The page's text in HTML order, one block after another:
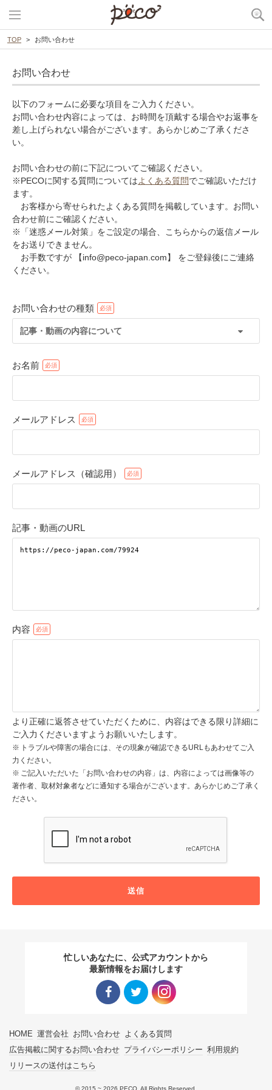
TOP お問い合わせ
お問い合わせ
以下のフォームに必要な項目をご入力ください。
お問い合わせ内容によっては、お時間を頂戴する場合やお返事を
差し上げられない場合がございます。あらかじめご了承くださ
い。
お問い合わせの前に下記についてご確認ください。
※PECOに関する質問についてはよくある質問でご確認いただけ
ます。
お客様から寄せられたよくある質問を掲載しています。お問い
合わせ前にご確認ください。
※「迷惑メール対策」をご設定の場合、こちらからの返信メール
をお送りできません。
お手数ですが 【info@peco-japan.com】 をご登録後にご連絡
ください。
お問い合わせの種類
記事・動画の内容について
お名前
メールアドレス
メールアドレス（確認用）
記事・動画のURL
内容
より正確に返答させていただくために、内容はできる限り詳細に
ご入力くださいますようお願いいたします。
トラブルや障害の場合には、その現象が確認できるURLもあわせてご入
力ください。
ご記入いただいた「お問い合わせの内容」は、内容によっては画像等の
著作者、取材対象者などに通知する場合がございます。あらかじめご了承く
ださい。
送信
忙しいあなたに、公式アカウントから
最新情報をお届けします
HOME 運営会社 お問い合わせ よくある質問
広告掲載に関するお問い合わせ プライバシーポリシー 利用規約
リリースの送付はこちら
© 2015 ~ 2026 PECO. All Rights Reserved.
アプリで開く